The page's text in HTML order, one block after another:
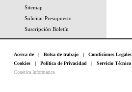
Sitemap
Solicitar Presupuesto
Suscripción Boletín
Acerca de| Bolsa de trabajo | Condiciones Legales
Cookies | Política de Privacidad | Servicio Técnico
Conetica Informatica